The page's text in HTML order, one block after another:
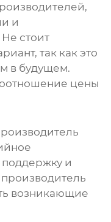
и
стоит
так как это
в будущем.
цены
и
возникающие